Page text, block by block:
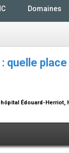
Domaines
place
Édouard-Herriot,